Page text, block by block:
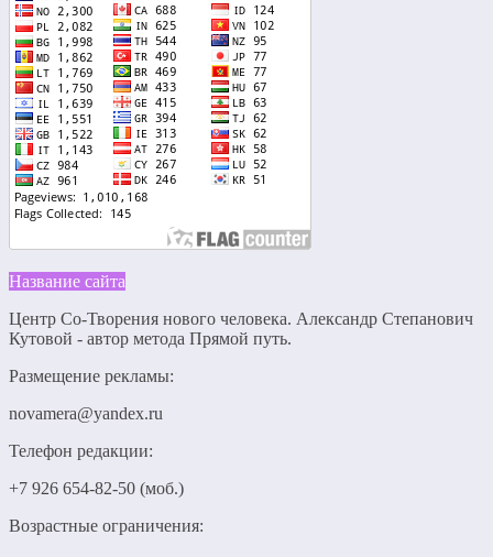
Название сайта
Центр Со-Творения нового человека. Александр Степанович
Кутовой - автор метода Прямой путь.
Размещение рекламы:
novamera@yandex.ru
Телефон редакции:
+7 926 654-82-50 (моб.)
Возрастные ограничения: